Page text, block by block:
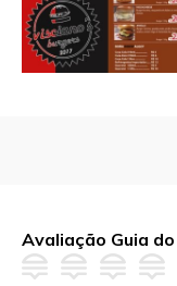
Avaliação Guia